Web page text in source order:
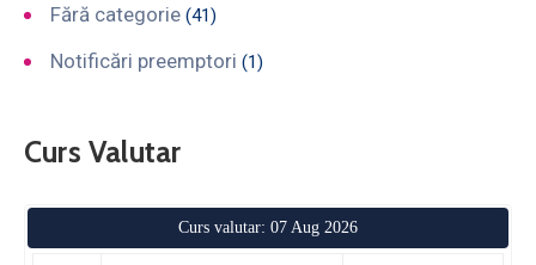
Fără categorie (41)
Notificări preemptori (1)
Curs Valutar
Curs valutar: 07 Aug 2026